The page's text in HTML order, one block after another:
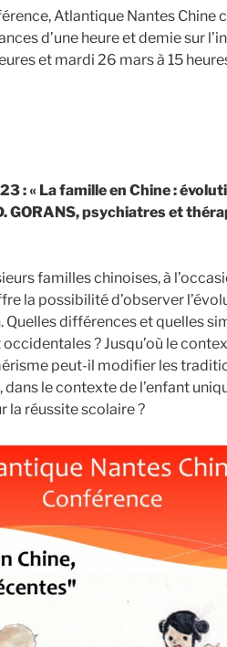
Atlantique Nantes Chine
d’une heure et demie sur
et mardi 26 mars à 15
: « La famille en Chine :
GORANS, psychiatres et
familles chinoises, à
la possibilité d’observer
Quelles différences et quelles
? Jusqu’où le
peut-il modifier les
dans le contexte de l’enfant
la réussite scolaire ?